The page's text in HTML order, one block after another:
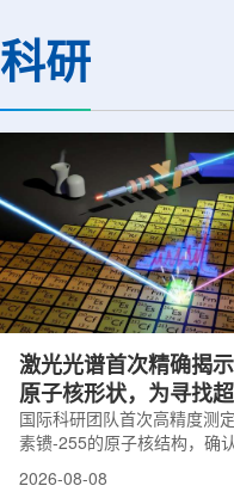
特，是美国能源部反应堆试点
首个在私人土地上实现临界的
工程建设、组件制造或采购
置及...
科研
激光光谱首次精确揭
原子核形状，为寻找
提供新线索
国际科研团队首次高精度测
素镄-255的原子核结构，确
2026-08-08